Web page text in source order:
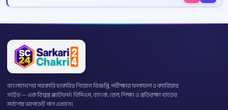
বাংলাদেশের সরকারি চাকরির নিয়োগ বিজ্ঞপ্তি, পরীক্ষার ফলাফল ও ক্যারিয়ার
গাইড — এক বিশ্বস্ত প্ল্যাটফর্ম। বিসিএস, ব্যাংক, রেল, শিক্ষা ও প্রতিরক্ষা খাতের
সর্বশেষ আপডেট পান এখানে।